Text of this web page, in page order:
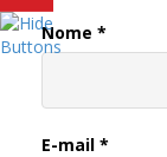
Nome *
E-mail *